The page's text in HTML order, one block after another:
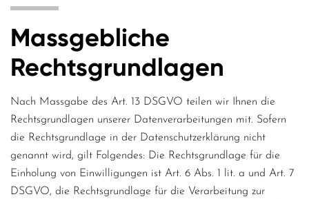
Massgebliche
Rechtsgrundlagen
Nach Massgabe des Art. 13 DSGVO teilen wir Ihnen die
Rechtsgrundlagen unserer Datenverarbeitungen mit. Sofern
die Rechtsgrundlage in der Datenschutzerklärung nicht
genannt wird, gilt Folgendes: Die Rechtsgrundlage für die
Einholung von Einwilligungen ist Art. 6 Abs. 1 lit. a und Art. 7
DSGVO, die Rechtsgrundlage für die Verarbeitung zur